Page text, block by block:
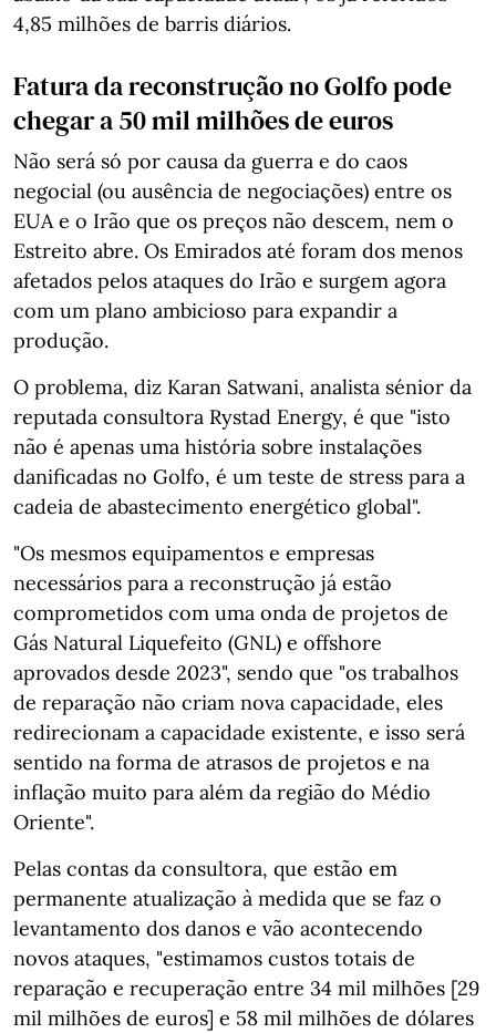
4,85 milhões de barris diários.
Fatura da reconstrução no Golfo pode
chegar a 50 mil milhões de euros
Não será só por causa da guerra e do caos
negocial (ou ausência de negociações) entre os
EUA e o Irão que os preços não descem, nem o
Estreito abre. Os Emirados até foram dos menos
afetados pelos ataques do Irão e surgem agora
com um plano ambicioso para expandir a
produção.
O problema, diz Karan Satwani, analista sénior da
reputada consultora Rystad Energy, é que "isto
não é apenas uma história sobre instalações
danificadas no Golfo, é um teste de stress para a
cadeia de abastecimento energético global".
"Os mesmos equipamentos e empresas
necessários para a reconstrução já estão
comprometidos com uma onda de projetos de
Gás Natural Liquefeito (GNL) e offshore
aprovados desde 2023", sendo que "os trabalhos
de reparação não criam nova capacidade, eles
redirecionam a capacidade existente, e isso será
sentido na forma de atrasos de projetos e na
inflação muito para além da região do Médio
Oriente".
Pelas contas da consultora, que estão em
permanente atualização à medida que se faz o
levantamento dos danos e vão acontecendo
novos ataques, "estimamos custos totais de
reparação e recuperação entre 34 mil milhões [29
mil milhões de euros] e 58 mil milhões de dólares